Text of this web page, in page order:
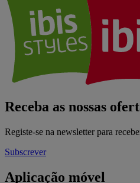
Receba as nossas
Registe-se na newsletter para
Subscrever
Aplicação móvel